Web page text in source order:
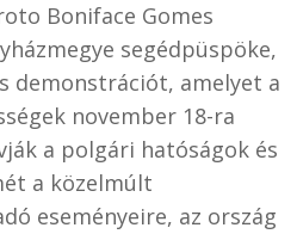
Boniface Gomes
segédpüspöke,
demonstrációt, amelyet a
november 18-ra
a polgári hatóságok és
a közelmúlt
eseményeire, az ország